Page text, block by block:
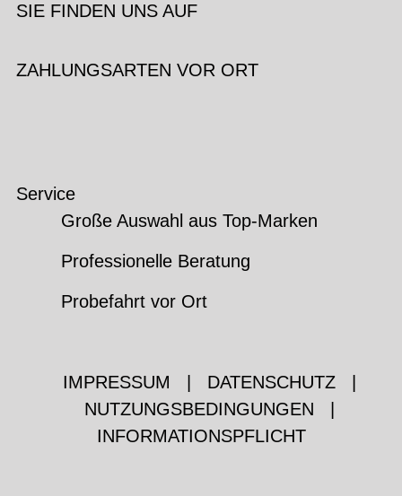
SIE FINDEN UNS AUF
ZAHLUNGSARTEN VOR ORT
Service
Große Auswahl aus Top-Marken
Professionelle Beratung
Probefahrt vor Ort
IMPRESSUM DATENSCHUTZ
NUTZUNGSBEDINGUNGEN
INFORMATIONSPFLICHT